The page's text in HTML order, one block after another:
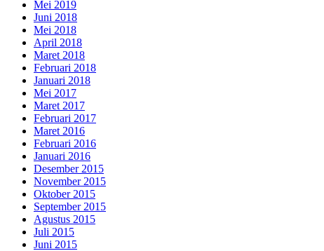
Mei 2019
Juni 2018
Mei 2018
April 2018
Maret 2018
Februari 2018
Januari 2018
Mei 2017
Maret 2017
Februari 2017
Maret 2016
Februari 2016
Januari 2016
Desember 2015
November 2015
Oktober 2015
September 2015
Agustus 2015
Juli 2015
Juni 2015